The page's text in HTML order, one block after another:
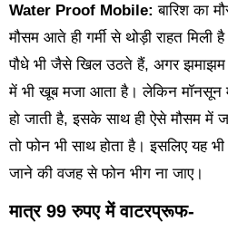
Water Proof Mobile: बारिश का
मौसम आते ही गर्मी से थोड़ी राहत मिली
पौधे भी जैसे खिल उठते हैं, अगर झमाझम
में भी खूब मजा आता है। लेकिन मॉनसून
हो जाती है, इसके साथ ही ऐसे मौसम में
तो फोन भी साथ होता है। इसलिए यह
जाने की वजह से फोन भीग ना जाए।
मात्र 99 रुपए में वाटरप्रूफ-